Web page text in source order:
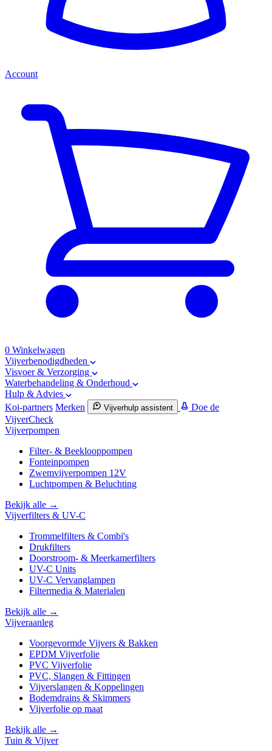
Account
0 Winkelwagen
Vijverbenodigdheden
Visvoer & Verzorging
Waterbehandeling & Onderhoud
Hulp & Advies
Koi-partners Merken Vijverhulp assistent
Doe de
VijverCheck
Vijverpompen
Filter- & Beeklooppompen
Fonteinpompen
Zwemvijverpompen 12V
Luchtpompen & Beluchting
Bekijk alle →
Vijverfilters & UV-C
Trommelfilters & Combi's
Drukfilters
Doorstroom- & Meerkamerfilters
UV-C Units
UV-C Vervanglampen
Filtermedia & Materialen
Bekijk alle →
Vijveraanleg
Voorgevormde Vijvers & Bakken
EPDM Vijverfolie
PVC Vijverfolie
PVC, Slangen & Fittingen
Vijverslangen & Koppelingen
Bodemdrains & Skimmers
Vijverfolie op maat
Bekijk alle →
Tuin & Vijver